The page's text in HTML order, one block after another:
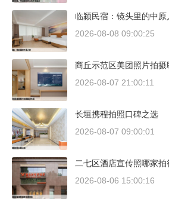
临颍民宿：镜头里的中原
2026-08-08 09:00:25
商丘示范区美团照片拍摄
2026-08-07 21:00:11
长垣携程拍照口碑之选
2026-08-07 09:00:01
二七区酒店宣传照哪家拍
2026-08-06 15:00:16